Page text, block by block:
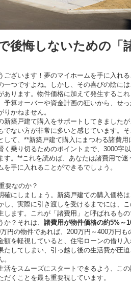
後悔しないための「
ございます！夢のマイホームを手に入れる
一つですよね。しかし、その喜びの陰に
あります。物件価格に加えて発生するこ
予算オーバーや資金計画の狂いから、せ
かねません。
新築戸建て購入をサポートしてきました
でない方が非常に多いと感じています。
して、**新築戸建て購入にまつわる諸費用
く乗り切るためのポイントまで、3000字
す。**これを読めば、あなたは諸費用で迷
手に入れることができるでしょう。
要なのか？
確にしましょう。新築戸建ての購入価格
し、実際に引き渡しを受けるまでには、
ます。これが「諸費用」と呼ばれるもの
？それは、 諸費用が物件価格の約5%～
円の物件であれば、200万円～400万円も
額を軽視していると、住宅ローンの借り
たしてしまい、引っ越し後の生活費が圧
活をスムーズにスタートできるよう、こ
くことを最も重要視しています。